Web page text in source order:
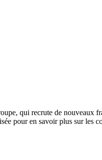
qui recrute de nouveaux
pour en savoir plus sur les